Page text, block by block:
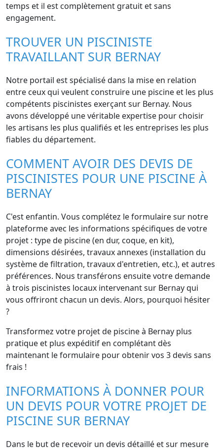
temps et il est complètement gratuit et sans
engagement.
TROUVER UN PISCINISTE
TRAVAILLANT SUR BERNAY
Notre portail est spécialisé dans la mise en relation
entre ceux qui veulent construire une piscine et les plus
compétents piscinistes exerçant sur Bernay. Nous
avons développé une véritable expertise pour choisir
les artisans les plus qualifiés et les entreprises les plus
fiables du département.
COMMENT AVOIR DES DEVIS DE
PISCINISTES POUR UNE PISCINE À
BERNAY
C'est enfantin. Vous complétez le formulaire sur notre
plateforme avec les informations spécifiques de votre
projet : type de piscine (en dur, coque, en kit),
dimensions désirées, travaux annexes (installation du
système de filtration, travaux d'entretien, etc.), et autres
préférences. Nous transférons ensuite votre demande
à trois piscinistes locaux intervenant sur Bernay qui
vous offriront chacun un devis. Alors, pourquoi hésiter
?
Transformez votre projet de piscine à Bernay plus
pratique et plus expéditif en complétant dès
maintenant le formulaire pour obtenir vos 3 devis sans
frais !
INFORMATIONS À DONNER POUR
UN DEVIS POUR VOTRE PROJET DE
PISCINE SUR BERNAY
Dans le but de recevoir un devis détaillé et sur mesure